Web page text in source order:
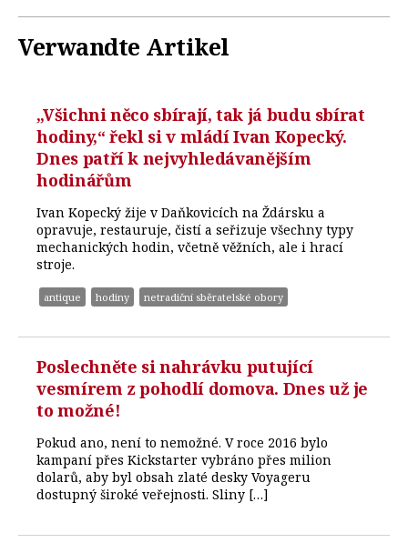
Verwandte Artikel
„Všichni něco sbírají, tak já budu sbírat
hodiny,“ řekl si v mládí Ivan Kopecký.
Dnes patří k nejvyhledávanějším
hodinářům
Ivan Kopecký žije v Daňkovicích na Ždársku a
opravuje, restauruje, čistí a seřizuje všechny typy
mechanických hodin, včetně věžních, ale i hrací
stroje.
antique hodiny netradiční sběratelské obory
Poslechněte si nahrávku putující
vesmírem z pohodlí domova. Dnes už je
to možné!
Pokud ano, není to nemožné. V roce 2016 bylo
kampaní přes Kickstarter vybráno přes milion
dolarů, aby byl obsah zlaté desky Voyageru
dostupný široké veřejnosti. Sliny […]